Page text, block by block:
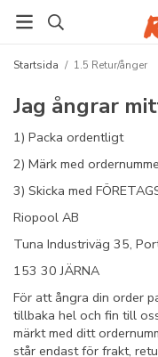
Startsida / 1.5 Retur/ånger
Jag ångrar
1) Packa ordentligt
2) Märk med
3) Skicka med
Riopool AB
Tuna Industriväg 35,
153 30 JÄRNA
För att ångra din order
tillbaka hel och fin till
märkt med ditt
står endast för frakt,